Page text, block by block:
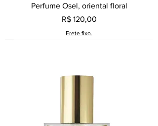
Perfume Osel, oriental floral
Preço
R$ 120,00
Frete fixo.